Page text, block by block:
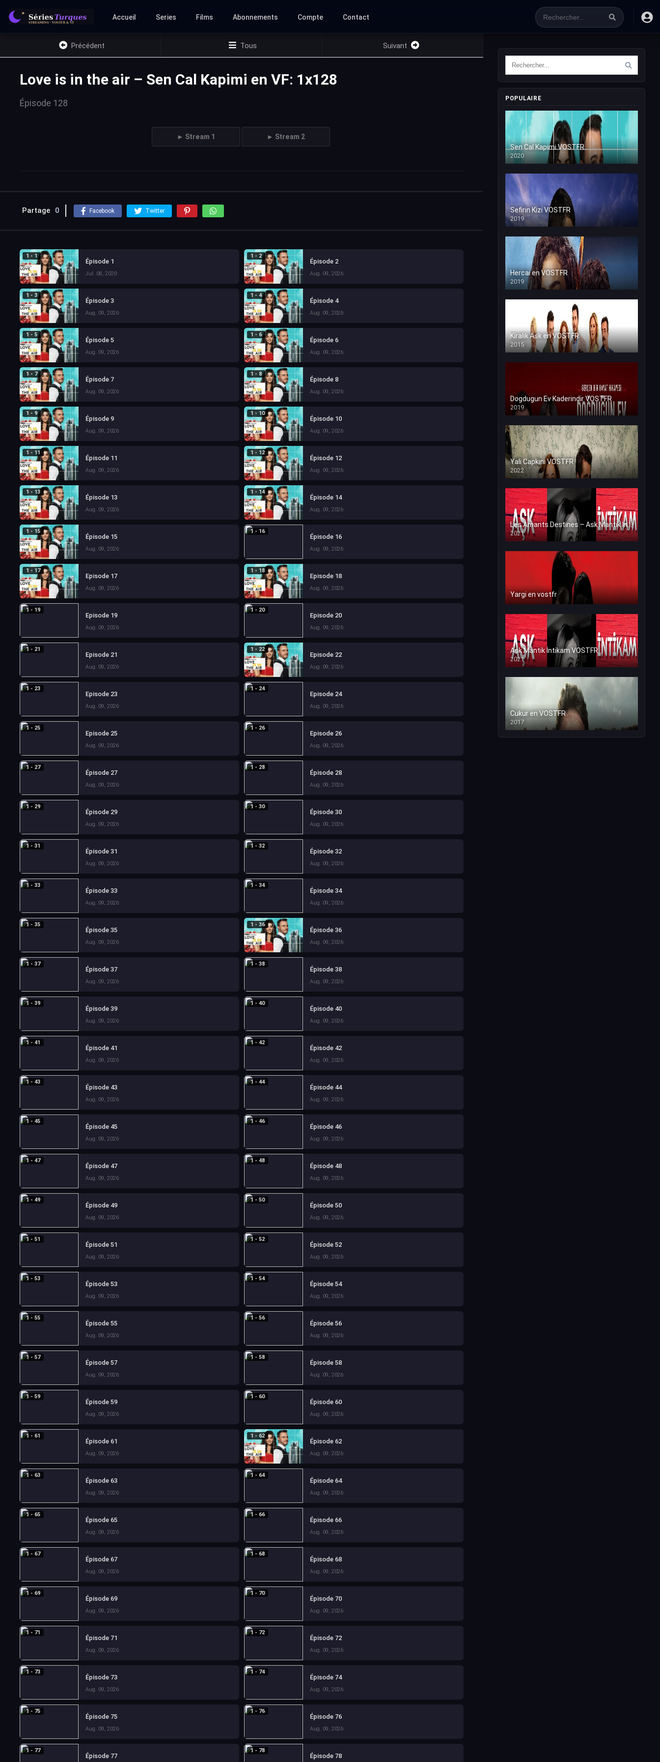
Accueil Series Films Abonnements Compte Contact
Précédent Tous Suivant
Love is in the air – Sen Cal Kapimi en VF: 1x128
Épisode 128
► Stream 1 ► Stream 2
Partage 0 Facebook Twitter
1 - 1
Épisode 1
Jul. 08, 2020
1 - 2
Épisode 2
Aug. 09, 2026
1 - 3
Épisode 3
Aug. 09, 2026
1 - 4
Épisode 4
Aug. 09, 2026
1 - 5
Épisode 5
Aug. 09, 2026
1 - 6
Épisode 6
Aug. 09, 2026
1 - 7
Épisode 7
Aug. 09, 2026
1 - 8
Épisode 8
Aug. 09, 2026
1 - 9
Épisode 9
Aug. 09, 2026
1 - 10
Épisode 10
Aug. 09, 2026
1 - 11
Épisode 11
Aug. 09, 2026
1 - 12
Épisode 12
Aug. 09, 2026
1 - 13
Épisode 13
Aug. 09, 2026
1 - 14
Épisode 14
Aug. 09, 2026
1 - 15
Épisode 15
Aug. 09, 2026
1 - 16
Épisode 16
Aug. 09, 2026
1 - 17
Episode 17
Aug. 09, 2026
1 - 18
Episode 18
Aug. 09, 2026
1 - 19
Episode 19
Aug. 09, 2026
1 - 20
Episode 20
Aug. 09, 2026
1 - 21
Episode 21
Aug. 09, 2026
1 - 22
Episode 22
Aug. 09, 2026
1 - 23
Episode 23
Aug. 09, 2026
1 - 24
Episode 24
Aug. 09, 2026
1 - 25
Episode 25
Aug. 09, 2026
1 - 26
Episode 26
Aug. 09, 2026
1 - 27
Épisode 27
Aug. 09, 2026
1 - 28
Épisode 28
Aug. 09, 2026
1 - 29
Épisode 29
Aug. 09, 2026
1 - 30
Épisode 30
Aug. 09, 2026
1 - 31
Épisode 31
Aug. 09, 2026
1 - 32
Épisode 32
Aug. 09, 2026
1 - 33
Épisode 33
Aug. 09, 2026
1 - 34
Épisode 34
Aug. 09, 2026
1 - 35
Épisode 35
Aug. 09, 2026
1 - 36
Épisode 36
Aug. 09, 2026
1 - 37
Épisode 37
Aug. 09, 2026
1 - 38
Épisode 38
Aug. 09, 2026
1 - 39
Épisode 39
Aug. 09, 2026
1 - 40
Épisode 40
Aug. 09, 2026
1 - 41
Épisode 41
Aug. 09, 2026
1 - 42
Épisode 42
Aug. 09, 2026
1 - 43
Épisode 43
Aug. 09, 2026
1 - 44
Épisode 44
Aug. 09, 2026
1 - 45
Épisode 45
Aug. 09, 2026
1 - 46
Épisode 46
Aug. 09, 2026
1 - 47
Épisode 47
Aug. 09, 2026
1 - 48
Épisode 48
Aug. 09, 2026
1 - 49
Épisode 49
Aug. 09, 2026
1 - 50
Épisode 50
Aug. 09, 2026
1 - 51
Épisode 51
Aug. 09, 2026
1 - 52
Épisode 52
Aug. 09, 2026
1 - 53
Épisode 53
Aug. 09, 2026
1 - 54
Épisode 54
Aug. 09, 2026
1 - 55
Épisode 55
Aug. 09, 2026
1 - 56
Épisode 56
Aug. 09, 2026
1 - 57
Épisode 57
Aug. 09, 2026
1 - 58
Épisode 58
Aug. 09, 2026
1 - 59
Épisode 59
Aug. 09, 2026
1 - 60
Épisode 60
Aug. 09, 2026
1 - 61
Épisode 61
Aug. 09, 2026
1 - 62
Épisode 62
Aug. 09, 2026
1 - 63
Épisode 63
Aug. 09, 2026
1 - 64
Épisode 64
Aug. 09, 2026
1 - 65
Épisode 65
Aug. 09, 2026
1 - 66
Épisode 66
Aug. 09, 2026
1 - 67
Épisode 67
Aug. 09, 2026
1 - 68
Épisode 68
Aug. 09, 2026
1 - 69
Épisode 69
Aug. 09, 2026
1 - 70
Épisode 70
Aug. 09, 2026
1 - 71
Épisode 71
Aug. 09, 2026
1 - 72
Épisode 72
Aug. 09, 2026
1 - 73
Épisode 73
Aug. 09, 2026
1 - 74
Épisode 74
Aug. 09, 2026
1 - 75
Épisode 75
Aug. 09, 2026
1 - 76
Épisode 76
Aug. 09, 2026
1 - 77
Épisode 77
1 - 78
Épisode 78
POPULAIRE
Sen Cal Kapimi VOSTFR
2020
Sefirin Kizi VOSTFR
2019
Hercai en VOSTFR
2019
Kiralik Ask en VOSTFR
2015
Dogdugun Ev Kaderindir VOSTFR
2019
Yali Capkini VOSTFR
2022
Les Amants Destines – Ask Mantik İntikam en VF (Voix Francaise)
2021
Yargi en vostfr
Ask Mantik İntikam VOSTFR
2021
Cukur en VOSTFR
2017